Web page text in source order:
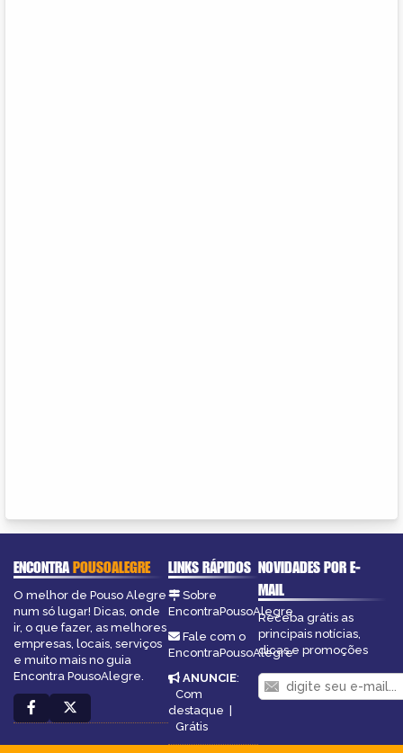
ENCONTRAPOUSOALEGRE
O melhor de Pouso Alegre
num só lugar! Dicas, onde
ir, o que fazer, as melhores
empresas, locais, serviços
e muito mais no guia
Encontra PousoAlegre.
LINKS RÁPIDOS
Sobre
EncontraPousoAlegre
Fale com o
EncontraPousoAlegre
ANUNCIE:
Com
destaque
Grátis
NOVIDADES POR E-
MAIL
Receba grátis as
principais notícias,
dicas e promoções